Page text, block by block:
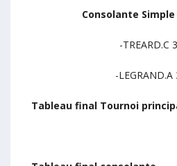
Consolante
-TREARD.C
-LEGRAND.A
Tableau final Tournoi